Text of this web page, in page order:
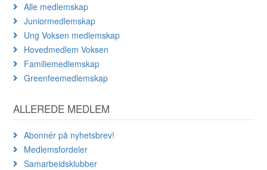
Alle medlemskap
Juniormedlemskap
Ung Voksen medlemskap
Hovedmedlem Voksen
Familiemedlemskap
Greenfeemedlemskap
ALLEREDE MEDLEM
Abonnér på nyhetsbrev!
Medlemsfordeler
Samarbeidsklubber